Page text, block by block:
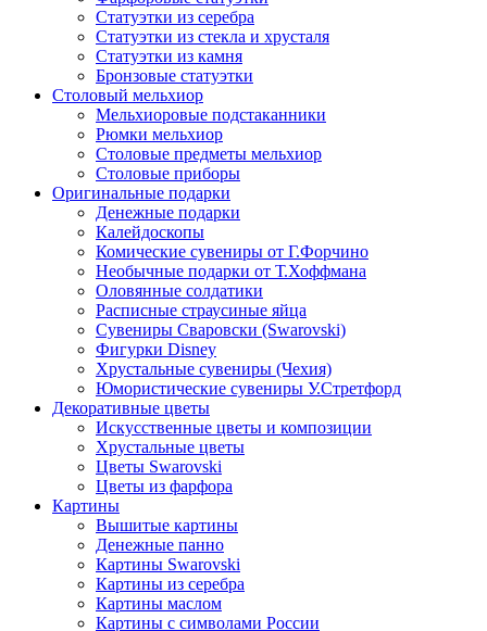
Статуэтки из серебра
Статуэтки из стекла и хрусталя
Статуэтки из камня
Бронзовые статуэтки
Столовый мельхиор
Мельхиоровые подстаканники
Рюмки мельхиор
Столовые предметы мельхиор
Столовые приборы
Оригинальные подарки
Денежные подарки
Калейдоскопы
Комические сувениры от Г.Форчино
Необычные подарки от Т.Хоффмана
Оловянные солдатики
Расписные страусиные яйца
Сувениры Сваровски (Swarovski)
Фигурки Disney
Хрустальные сувениры (Чехия)
Юмористические сувениры У.Стретфорд
Декоративные цветы
Искусственные цветы и композиции
Хрустальные цветы
Цветы Swarovski
Цветы из фарфора
Картины
Вышитые картины
Денежные панно
Картины Swarovski
Картины из серебра
Картины маслом
Картины с символами России